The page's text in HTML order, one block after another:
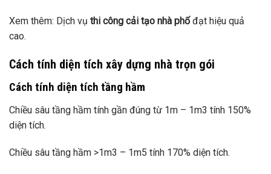
Xem thêm: Dịch vụ thi công cải tạo nhà phố đạt hiệu quả
cao.
Cách tính diện tích xây dựng nhà trọn gói
Cách tính diện tích tầng hầm
Chiều sâu tầng hầm tính gần đúng từ 1m – 1m3 tính 150%
diện tích.
Chiều sâu tầng hầm >1m3 – 1m5 tính 170% diện tích.